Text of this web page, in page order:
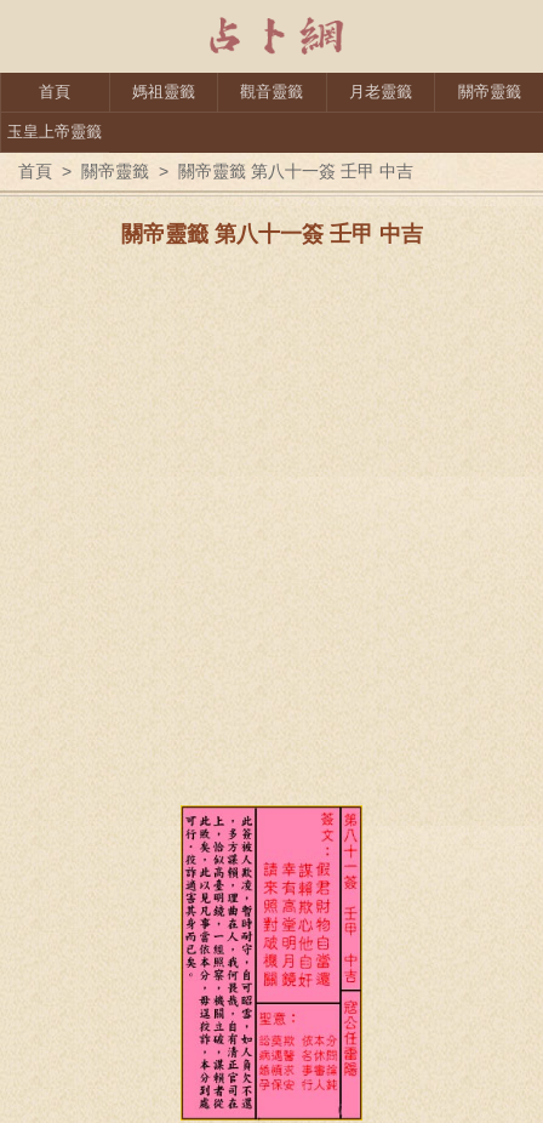
首頁 媽祖靈籤 觀音靈籤 月老靈籤 關帝靈籤
玉皇上帝靈籤
首頁 > 關帝靈籤 > 關帝靈籤 第八十一簽 壬甲 中吉
關帝靈籤 第八十一簽 壬甲 中吉